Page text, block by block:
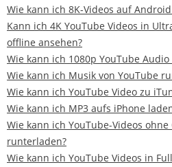
Wie kann ich 8K-Videos auf
Kann ich 4K YouTube Videos in
offline ansehen?
Wie kann ich 1080p YouTube
Wie kann ich Musik von YouTube
Wie kann ich YouTube Video zu
Wie kann ich MP3 aufs iPhone
Wie kann ich YouTube-Videos
runterladen?
Wie kann ich YouTube Videos in